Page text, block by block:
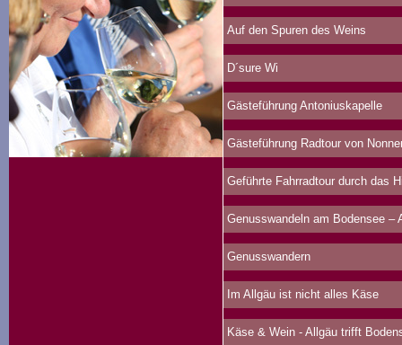
Auf den Spuren des Weins
D´sure Wi
Gästeführung Antoniuskapelle
Gästeführung Radtour von
Geführte Fahrradtour durch das
Genusswandeln am Bodensee –
Genusswandern
Im Allgäu ist nicht alles Käse
Käse & Wein - Allgäu trifft